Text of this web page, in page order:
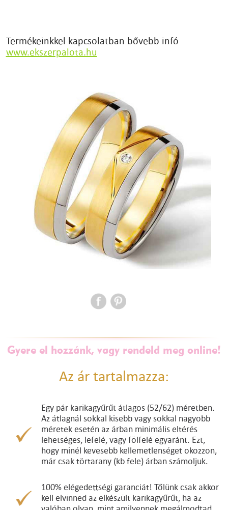
Termékeinkkel kapcsolatban bővebb infó
www.ekszerpalota.hu
Gyere el hozzánk, vagy rendeld meg online!
Az ár tartalmazza:
Egy pár karikagyűrűt átlagos (52/62) méretben.
Az átlagnál sokkal kisebb vagy sokkal nagyobb
méretek esetén az árban minimális eltérés
lehetséges, lefelé, vagy fölfelé egyaránt. Ezt,
hogy minél kevesebb kellemetlenséget okozzon,
már csak törtarany (kb fele) árban számoljuk.
100% elégedettségi garanciát! Tőlünk csak akkor
kell elvinned az elkészült karikagyűrűt, ha az